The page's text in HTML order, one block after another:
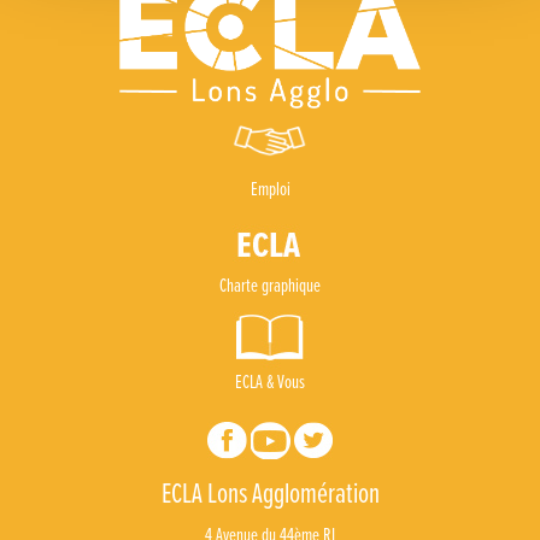
🧗‍♂️ Open d’escalade
BOCA no BECO pour le lancement du Couleurs Jazz Festival !
Concours Hippique de Saut d’Obstacles
Une visite pleine de saveurs à La Ferme du Coq Bressan à Courlaoux !
Un week-end placé sous le signe du souvenir et de l’émotion
Le Carnavélo 2025 a illuminé Lons-le-Saunier !
Travaux de raccordement de la nouvelle conduite d’eau à Lons-le-Saunier
La passerelle de la Guiche du Parc des Bains a été inaugurée
Emploi
Charte graphique
ECLA & Vous
ECLA Lons Agglomération